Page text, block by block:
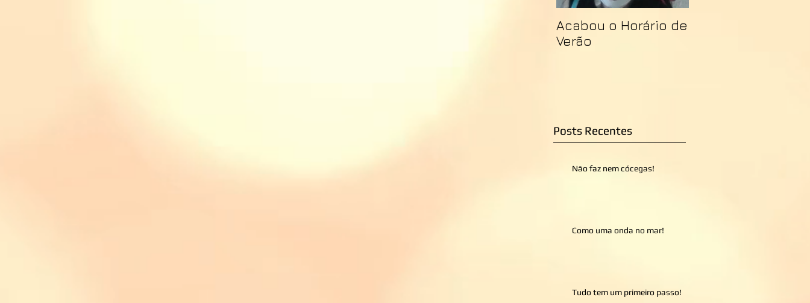
Acabou o Horário de
Verão
Posts Recentes
Não faz nem cócegas!
Como uma onda no mar!
Tudo tem um primeiro passo!